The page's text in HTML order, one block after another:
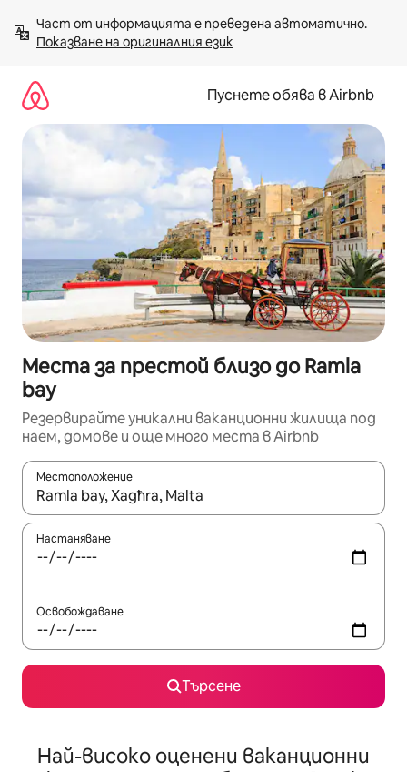
към
съдържанието
Показване на оригиналния език
Пуснете обява в Airbnb
Места за престой близо до Ramla
bay
Резервирайте уникални ваканционни жилища под
наем, домове и още много места в Airbnb
Местоположение
Когато резултатите се покажат, използвайте
Настаняване
Освобождаване
Търсене
Най-високо оценени ваканционни